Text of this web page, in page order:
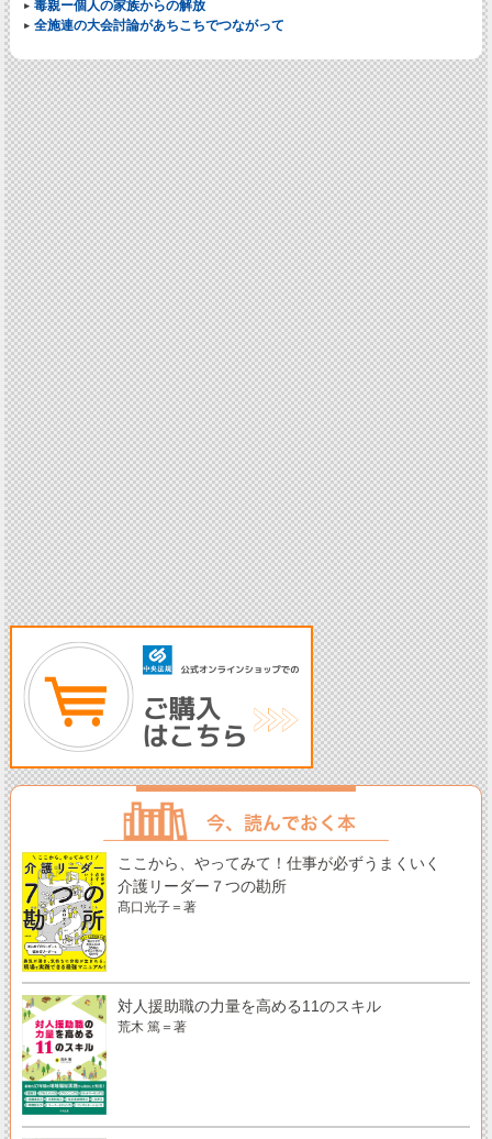
毒親ー個人の家族からの解放
全施連の大会討論があちこちでつながって
ここから、やってみて！仕事が必ずうまくいく
介護リーダー７つの勘所
髙口光子＝著
対人援助職の力量を高める11のスキル
荒木 篤＝著